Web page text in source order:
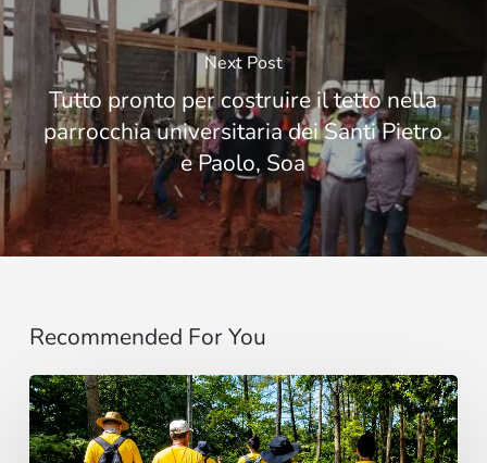
Next Post
Tutto pronto per costruire il tetto nella
parrocchia universitaria dei Santi Pietro
e Paolo, Soa
Recommended For You
“Estoy
contigo”